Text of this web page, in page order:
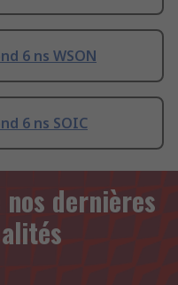
6 ns WSON
6 ns SOIC
dernières